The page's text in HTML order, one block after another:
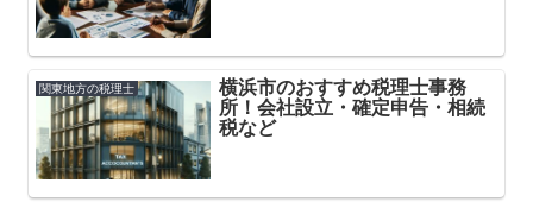
関東地方の税理士
横浜市のおすすめ税理士事務
所！会社設立・確定申告・相続
税など